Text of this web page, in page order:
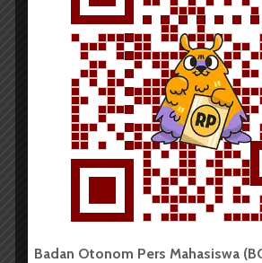
Jemari yang Terbelah
Tio Hasianna Vincentia Hutahaean
3 menit waktu baca
Badan Otonom Pers Mahasiswa